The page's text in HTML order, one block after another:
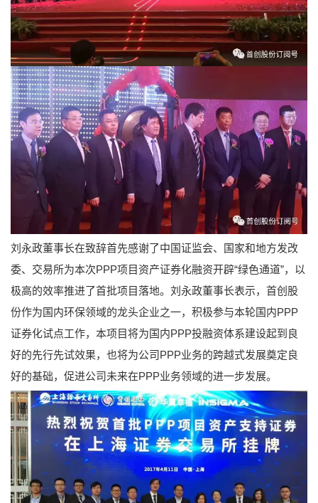
刘永政董事长在致辞首先感谢了中国证监会、国家和地方发改
委、交易所为本次PPP项目资产证券化融资开辟“绿色通道”，以
极高的效率推进了首批项目落地。刘永政董事长表示，首创股
份作为国内环保领域的龙头企业之一，积极参与本轮国内PPP
证券化试点工作，本项目将为国内PPP投融资体系建设起到良
好的先行先试效果，也将为公司PPP业务的跨越式发展奠定良
好的基础，促进公司未来在PPP业务领域的进一步发展。